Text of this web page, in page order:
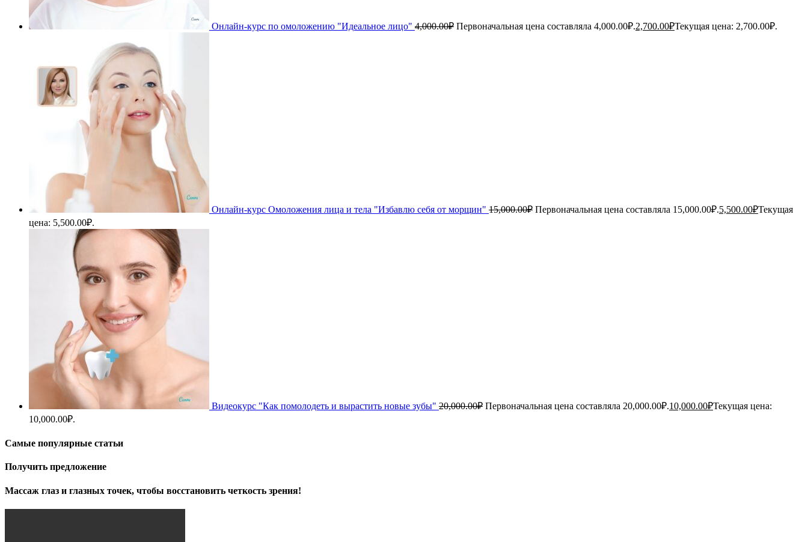
Онлайн-курс по омоложению "Идеальное лицо" 4,000.00₽ Первоначальная цена составляла 4,000.00₽.2,700.00₽Текущая цена: 2,700.00₽.
Онлайн-курс Омоложения лица и тела "Избавлю себя от морщин" 15,000.00₽ Первоначальная цена составляла 15,000.00₽.5,500.00₽Текущая
цена: 5,500.00₽.
Видеокурс "Как помолодеть и вырастить новые зубы" 20,000.00₽ Первоначальная цена составляла 20,000.00₽.10,000.00₽Текущая цена:
10,000.00₽.
Самые популярные статьи
Получить предложение
Массаж глаз и глазных точек, чтобы восстановить четкость зрения!